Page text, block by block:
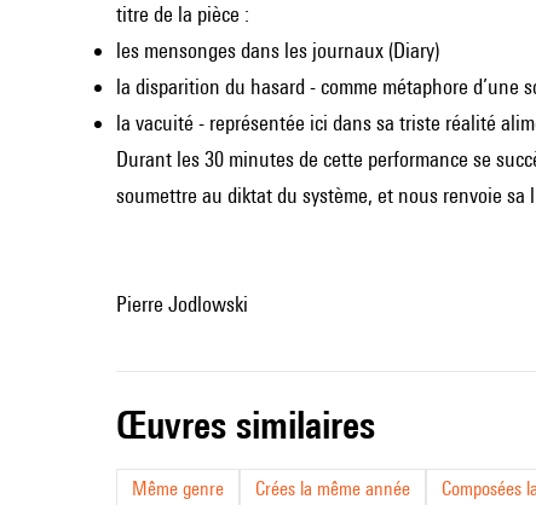
titre de la pièce :
les mensonges dans les journaux (Diary)
la disparition du hasard - comme métaphore d’une
la vacuité - représentée ici dans sa triste réalité
Durant les 30 minutes de cette performance se
soumettre au diktat du système, et nous renvoie sa
Pierre Jodlowski
œuvres similaires
Même genre Crées la même année Composées